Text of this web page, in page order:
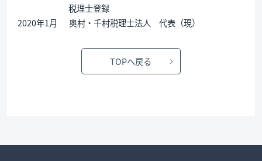
税理士登録
2020年1月 奥村・千村税理士法人 代表（現）
TOPへ戻る